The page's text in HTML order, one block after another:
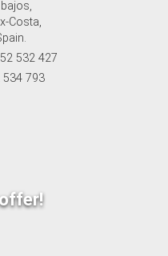
Costa,
532 427
534 793